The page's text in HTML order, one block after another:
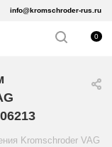
info@kromschroder-rus.ru
0
Kromschroder VAG